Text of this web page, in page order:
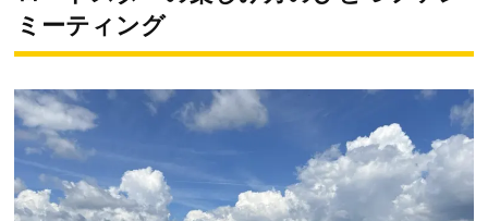
ミーティング